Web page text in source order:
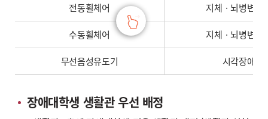
전동휠체어 지체ㆍ뇌병변장
수동휠체어 지체ㆍ뇌병변장
무선음성유도기 시각장애
장애대학생 생활관 우선 배정